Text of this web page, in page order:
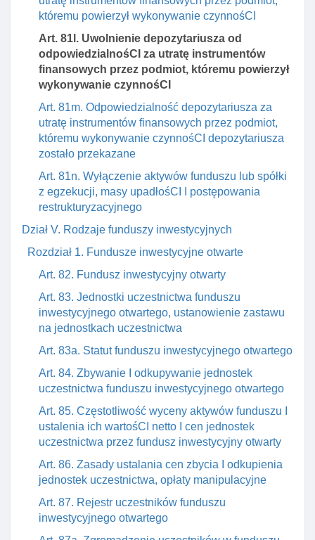
któremu powierzył wykonywanie czynnośCI
Art. 81l. Uwolnienie depozytariusza od
odpowiedzialnośCI za utratę instrumentów
finansowych przez podmiot, któremu powierzył
wykonywanie czynnośCI
Art. 81m. Odpowiedzialność depozytariusza za
utratę instrumentów finansowych przez podmiot,
któremu wykonywanie czynnośCI depozytariusza
zostało przekazane
Art. 81n. Wyłączenie aktywów funduszu lub spółki
z egzekucji, masy upadłośCI I postępowania
restrukturyzacyjnego
Dział V. Rodzaje funduszy inwestycyjnych
Rozdział 1. Fundusze inwestycyjne otwarte
Art. 82. Fundusz inwestycyjny otwarty
Art. 83. Jednostki uczestnictwa funduszu
inwestycyjnego otwartego, ustanowienie zastawu
na jednostkach uczestnictwa
Art. 83a. Statut funduszu inwestycyjnego otwartego
Art. 84. Zbywanie I odkupywanie jednostek
uczestnictwa funduszu inwestycyjnego otwartego
Art. 85. Częstotliwość wyceny aktywów funduszu I
ustalenia ich wartośCI netto I cen jednostek
uczestnictwa przez fundusz inwestycyjny otwarty
Art. 86. Zasady ustalania cen zbycia I odkupienia
jednostek uczestnictwa, opłaty manipulacyjne
Art. 87. Rejestr uczestników funduszu
inwestycyjnego otwartego